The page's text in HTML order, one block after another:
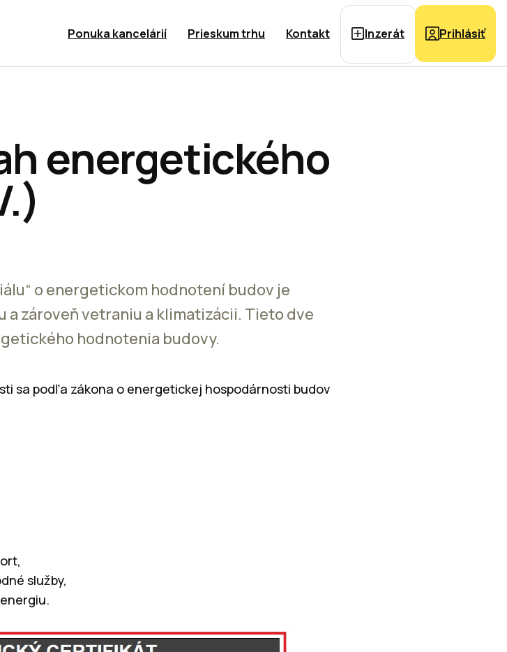
Ponuka kancelárií Prieskum trhu Kontakt Inzerát Prihlásiť
energetického
o energetickom hodnotení budov je
a zároveň vetraniu a klimatizácii. Tieto dve
hodnotenia budovy.
sa podľa zákona o energetickej hospodárnosti budov
služby,